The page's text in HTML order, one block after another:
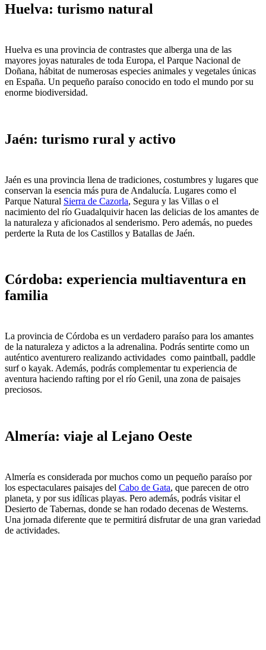
Huelva: turismo natural
Huelva es una provincia de contrastes que alberga una de las
mayores joyas naturales de toda Europa, el Parque Nacional de
Doñana, hábitat de numerosas especies animales y vegetales únicas
en España. Un pequeño paraíso conocido en todo el mundo por su
enorme biodiversidad.
Jaén: turismo rural y activo
Jaén es una provincia llena de tradiciones, costumbres y lugares que
conservan la esencia más pura de Andalucía. Lugares como el
Parque Natural Sierra de Cazorla, Segura y las Villas o el
nacimiento del río Guadalquivir hacen las delicias de los amantes de
la naturaleza y aficionados al senderismo. Pero además, no puedes
perderte la Ruta de los Castillos y Batallas de Jaén.
Córdoba: experiencia multiaventura en
familia
La provincia de Córdoba es un verdadero paraíso para los amantes
de la naturaleza y adictos a la adrenalina. Podrás sentirte como un
auténtico aventurero realizando actividades como paintball, paddle
surf o kayak. Además, podrás complementar tu experiencia de
aventura haciendo rafting por el río Genil, una zona de paisajes
preciosos.
Almería: viaje al Lejano Oeste
Almería es considerada por muchos como un pequeño paraíso por
los espectaculares paisajes del Cabo de Gata, que parecen de otro
planeta, y por sus idílicas playas. Pero además, podrás visitar el
Desierto de Tabernas, donde se han rodado decenas de Westerns.
Una jornada diferente que te permitirá disfrutar de una gran variedad
de actividades.